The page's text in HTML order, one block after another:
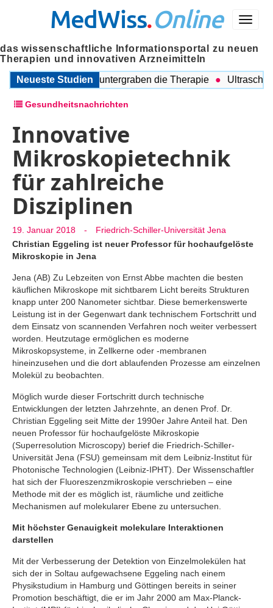
Menü
MedWiss.Online
das wissenschaftliche Informationsportal zu neuen
Therapien und innovativen Arzneimitteln
Neueste Studien
Probleme untergraben die Therapie Ultraschall
Gesundheitsnachrichten
Innovative
Mikroskopietechnik
für zahlreiche
Disziplinen
19. Januar 2018 -
Friedrich-Schiller-Universität Jena
Christian Eggeling ist neuer Professor für hochaufgelöste
Mikroskopie in Jena
Jena (AB) Zu Lebzeiten von Ernst Abbe machten die besten
käuflichen Mikroskope mit sichtbarem Licht bereits Strukturen
knapp unter 200 Nanometer sichtbar. Diese bemerkenswerte
Leistung ist in der Gegenwart dank technischem Fortschritt und
dem Einsatz von scannenden Verfahren noch weiter verbessert
worden. Heutzutage ermöglichen es moderne
Mikroskopsysteme, in Zellkerne oder -membranen
hineinzusehen und die dort ablaufenden Prozesse am einzelnen
Molekül zu beobachten.
Möglich wurde dieser Fortschritt durch technische
Entwicklungen der letzten Jahrzehnte, an denen Prof. Dr.
Christian Eggeling seit Mitte der 1990er Jahre Anteil hat. Den
neuen Professor für hochaufgelöste Mikroskopie
(Superresolution Microscopy) berief die Friedrich-Schiller-
Universität Jena (FSU) gemeinsam mit dem Leibniz-Institut für
Photonische Technologien (Leibniz-IPHT). Der Wissenschaftler
hat sich der Fluoreszenzmikroskopie verschrieben – eine
Methode mit der es möglich ist, räumliche und zeitliche
Mechanismen auf molekularer Ebene zu untersuchen.
Mit höchster Genauigkeit molekulare Interaktionen
darstellen
Mit der Verbesserung der Detektion von Einzelmolekülen hat
sich der in Soltau aufgewachsene Eggeling nach einem
Physikstudium in Hamburg und Göttingen bereits in seiner
Promotion beschäftigt, die er im Jahr 2000 am Max-Planck-